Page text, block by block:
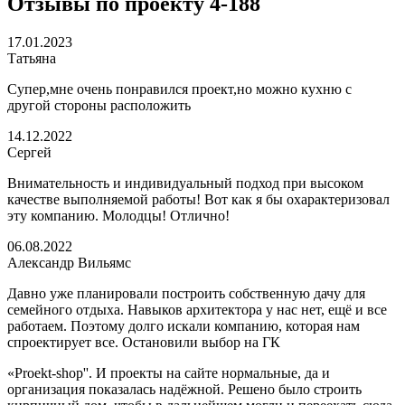
17.01.2023
Татьяна
Супер,мне очень понравился проект,но можно кухню с
другой стороны расположить
14.12.2022
Сергей
Внимательность и индивидуальный подход при высоком
качестве выполняемой работы! Вот как я бы охарактеризовал
эту компанию. Молодцы! Отлично!
06.08.2022
Александр Вильямс
Давно уже планировали построить собственную дачу для
семейного отдыха. Навыков архитектора у нас нет, ещё и все
работаем. Поэтому долго искали компанию, которая нам
спроектирует все. Остановили выбор на ГК
«Proekt-shop''. И проекты на сайте нормальные, да и
организация показалась надёжной. Решено было строить